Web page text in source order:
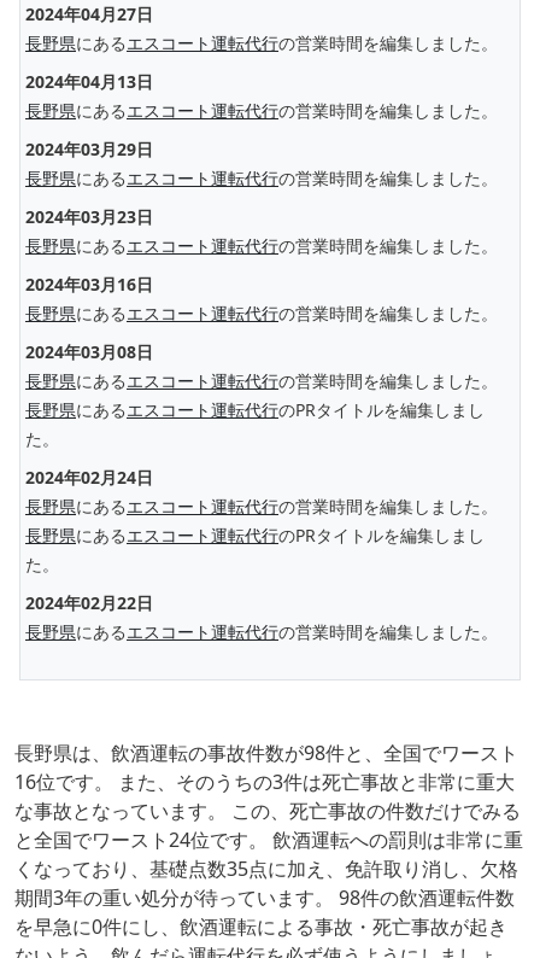
2024年04月27日
長野県にあるエスコート運転代行の営業時間を編集しました。
2024年04月13日
長野県にあるエスコート運転代行の営業時間を編集しました。
2024年03月29日
長野県にあるエスコート運転代行の営業時間を編集しました。
2024年03月23日
長野県にあるエスコート運転代行の営業時間を編集しました。
2024年03月16日
長野県にあるエスコート運転代行の営業時間を編集しました。
2024年03月08日
長野県にあるエスコート運転代行の営業時間を編集しました。
長野県にあるエスコート運転代行のPRタイトルを編集しまし
た。
2024年02月24日
長野県にあるエスコート運転代行の営業時間を編集しました。
長野県にあるエスコート運転代行のPRタイトルを編集しまし
た。
2024年02月22日
長野県にあるエスコート運転代行の営業時間を編集しました。
長野県は、飲酒運転の事故件数が98件と、全国でワースト
16位です。 また、そのうちの3件は死亡事故と非常に重大
な事故となっています。 この、死亡事故の件数だけでみる
と全国でワースト24位です。 飲酒運転への罰則は非常に重
くなっており、基礎点数35点に加え、免許取り消し、欠格
期間3年の重い処分が待っています。 98件の飲酒運転件数
を早急に0件にし、飲酒運転による事故・死亡事故が起き